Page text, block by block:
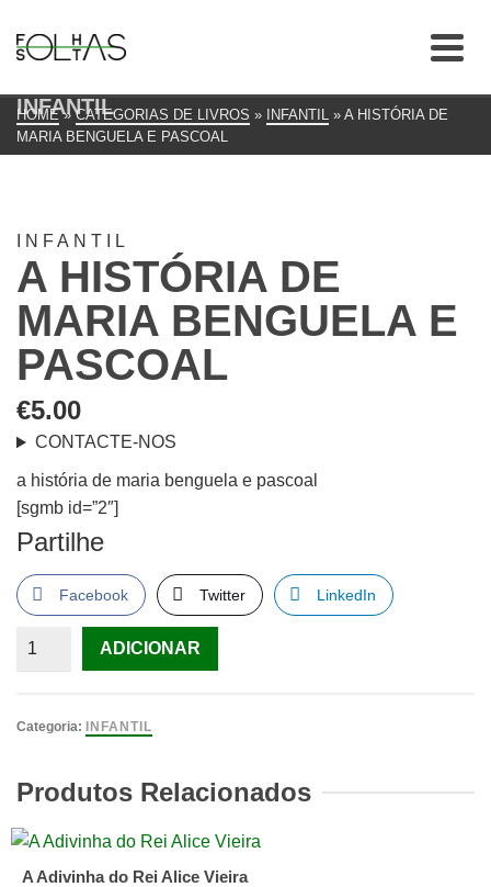
INFANTIL
HOME » CATEGORIAS DE LIVROS » INFANTIL » A HISTÓRIA DE
MARIA BENGUELA E PASCOAL
INFANTIL
A HISTÓRIA DE
MARIA BENGUELA E
PASCOAL
€5.00
CONTACTE-NOS
a história de maria benguela e pascoal
[sgmb id=”2″]
Partilhe
Facebook Twitter LinkedIn
Quantidade
história
benguela
e
ADICIONAR
Categoria: INFANTIL
Produtos Relacionados
A Adivinha do Rei Alice Vieira